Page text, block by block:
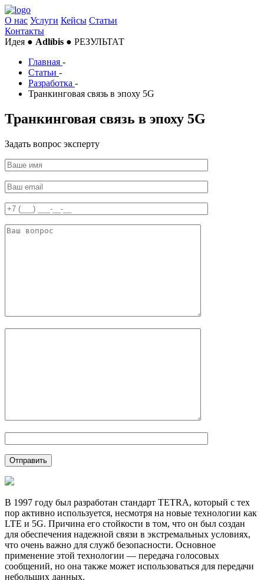
О нас Услуги Кейсы Статьи
Контакты
Идея ● Adlíbis ● РЕЗУЛЬТАТ
Главная -
Статьи -
Разработка -
Транкинговая связь в эпоху 5G
Транкинговая связь в эпоху 5G
Задать вопрос эксперту
В 1997 году был разработан стандарт TETRA, который с тех
пор активно используется, несмотря на новые технологии как
LTE и 5G. Причина его стойкости в том, что он был создан
для обеспечения надежной связи в экстремальных условиях,
что очень важно для служб безопасности. Основное
применение этой технологии — передача голосовых
сообщений, но она также может использоваться для передачи
небольших данных.